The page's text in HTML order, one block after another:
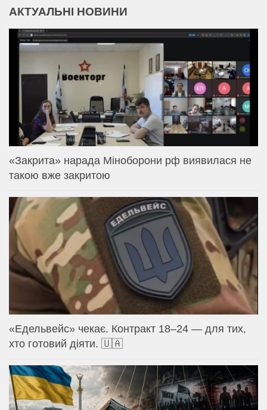
АКТУАЛЬНІ НОВИНИ
«Закрита» нарада Міноборони рф виявилася не
такою вже закритою
«Едельвейс» чекає. Контракт 18–24 — для тих,
хто готовий діяти. 🇺🇦